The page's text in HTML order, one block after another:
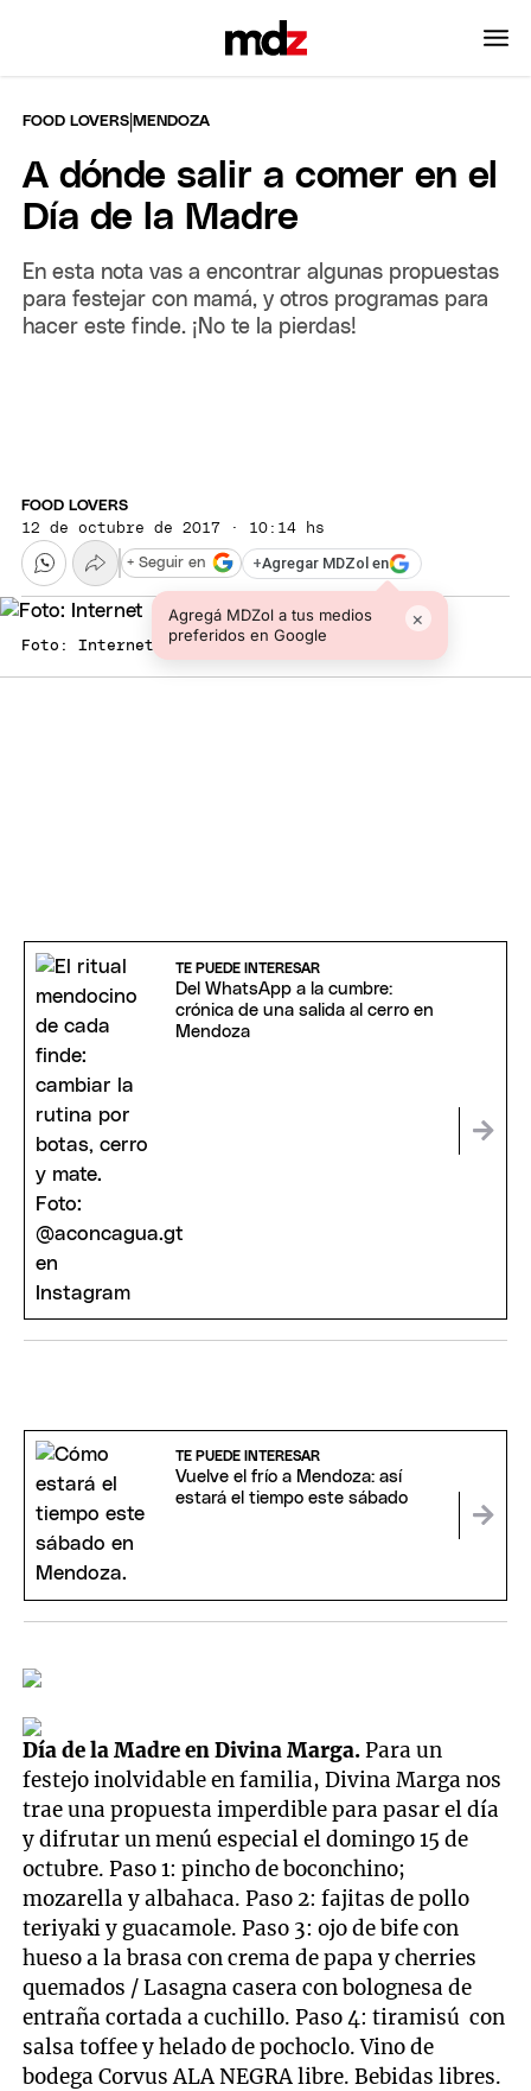
FOOD LOVERS |MENDOZA
A dónde salir a comer en el
Día de la Madre
En esta nota vas a encontrar algunas propuestas
para festejar con mamá, y otros programas para
hacer este finde. ¡No te la pierdas!
FOOD LOVERS
12 de octubre de 2017 · 10:14 hs
+Agregar MDZol en
Agregá MDZol a tus medios
preferidos en Google
×
+ Seguir en
Foto: Internet
TE PUEDE INTERESAR
Del WhatsApp a la cumbre:
crónica de una salida al cerro en
Mendoza
TE PUEDE INTERESAR
Vuelve el frío a Mendoza: así
estará el tiempo este sábado
Día de la Madre en Divina Marga.Para un
festejo inolvidable en familia, Divina Marga nos
trae una propuesta imperdible para pasar el día
y difrutar un menú especial el domingo 15 de
octubre. Paso 1: pincho de boconchino;
mozarella y albahaca. Paso 2: fajitas de pollo
teriyaki y guacamole. Paso 3: ojo de bife con
hueso a la brasa con crema de papa y cherries
quemados / Lasagna casera con bolognesa de
entraña cortada a cuchillo. Paso 4: tiramisú con
salsa toffee y helado de pochoclo. Vino de
bodega Corvus ALA NEGRA libre. Bebidas libres.